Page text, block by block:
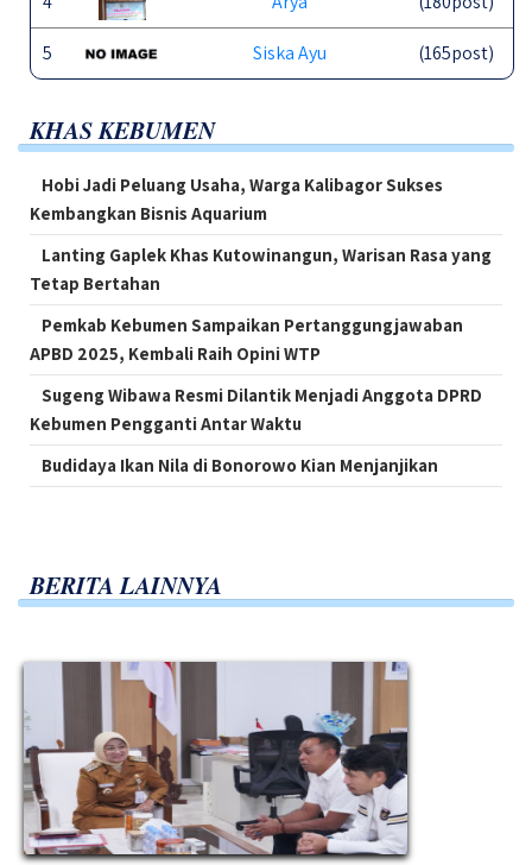
5 Siska Ayu (165post)
KHAS KEBUMEN
Hobi Jadi Peluang Usaha, Warga Kalibagor Sukses
Kembangkan Bisnis Aquarium
Lanting Gaplek Khas Kutowinangun, Warisan Rasa yang
Tetap Bertahan
Pemkab Kebumen Sampaikan Pertanggungjawaban
APBD 2025, Kembali Raih Opini WTP
Sugeng Wibawa Resmi Dilantik Menjadi Anggota DPRD
Kebumen Pengganti Antar Waktu
Budidaya Ikan Nila di Bonorowo Kian Menjanjikan
BERITA LAINNYA